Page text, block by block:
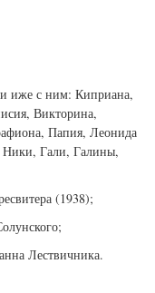
иже с ним: Киприана,
Викторина,
Папия, Леонида
Гали, Галины,
(1938);
Лествичника.